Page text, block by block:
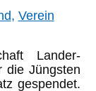
, Verein
Lander-
die Jüngsten
gespendet.